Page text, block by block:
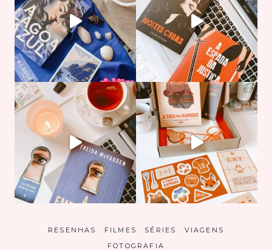
RESENHAS FILMES SÉRIES
VIAGENS
FOTOGRAFIA